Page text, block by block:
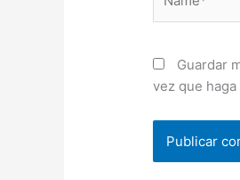
Guardar
vez que